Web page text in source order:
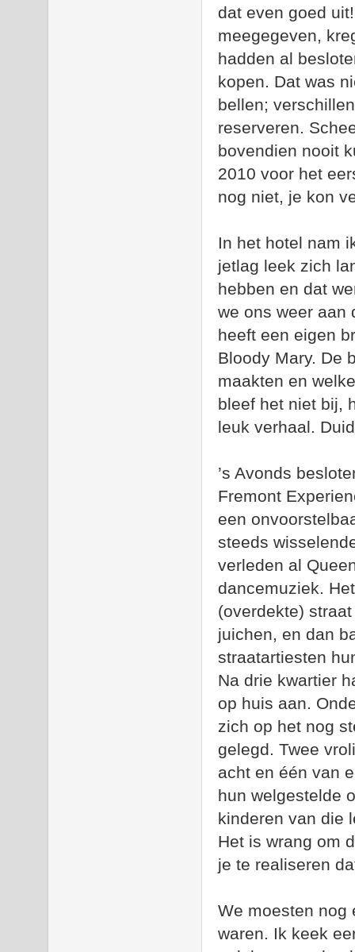
dat even goed
meegegeven,
hadden al
kopen. Dat was
bellen;
reserveren.
bovendien nooit
2010 voor het
nog niet, je kon
In het hotel nam
jetlag leek zich
hebben en dat
we ons weer aan
heeft een eigen
Bloody Mary. De
maakten en
bleef het niet bij,
leuk verhaal.
’s Avonds
Fremont
een
steeds
verleden al
dancemuziek.
(overdekte)
juichen, en dan
straatartiesten
Na drie kwartier
op huis aan.
zich op het nog
gelegd. Twee
acht en één van
hun welgestelde
kinderen van die
Het is wrang om
je te realiseren
We moesten nog
waren. Ik keek